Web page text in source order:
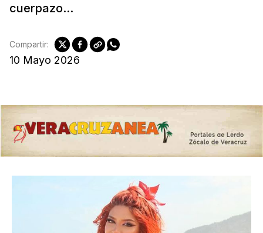
cuerpazo...
10 Mayo 2026
Compartir: